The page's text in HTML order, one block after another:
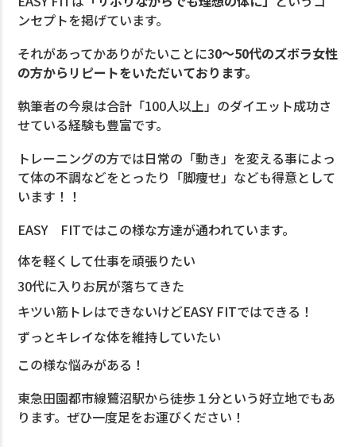
ンセプトを掲げています。
それがあってかありがたいことに30〜50代のズボラ女性
の方からリピートをいただいております。
執筆者の今泉は合計「100人以上」のダイエット成功さ
せている経験も豊富です。
トレーニングの方では日常の「動き」を変える事によっ
て体の不調などをとったり「脚痩せ」なども得意として
います！！
EASY FITではこの様な方達が通われています。
体を軽くして仕事を頑張りたい
30代に入りお尻が落ちてきた
キツい筋トレはできないけどEASY FITではできる！
ずっとキレイな体を維持していたい
この様な悩みがある！
東急田園都市線鷺沼駅から徒歩１分という好立地でもあ
ります。ぜひ一度足をお運びください！